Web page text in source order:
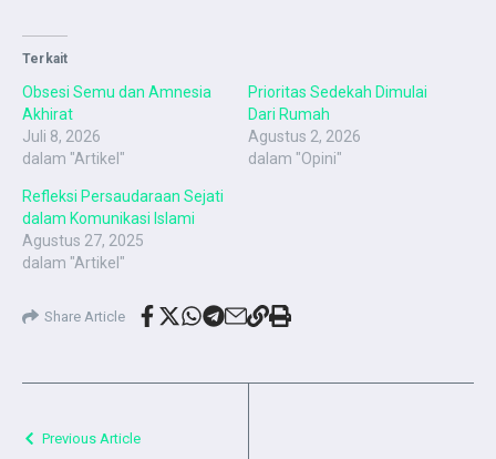
Terkait
Obsesi Semu dan Amnesia
Akhirat
Juli 8, 2026
dalam "Artikel"
Prioritas Sedekah Dimulai
Dari Rumah
Agustus 2, 2026
dalam "Opini"
Refleksi Persaudaraan Sejati
dalam Komunikasi Islami
Agustus 27, 2025
dalam "Artikel"
Share Article
Previous Article